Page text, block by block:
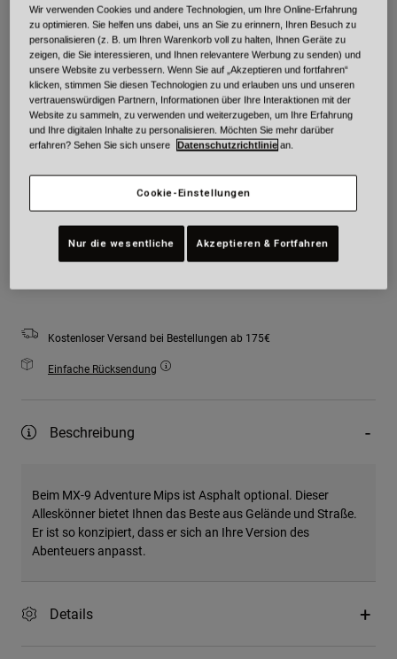
Farben -Matte Black/Orange Camo
ausgewählt
Größe
ausgewählt
L XL
Zum Warenkorb hinzufügen
Kostenloser Versand bei Bestellungen ab 175€
Einfache Rücksendung
Beschreibung
Beim MX-9 Adventure Mips ist Asphalt optional. Dieser
Alleskönner bietet Ihnen das Beste aus Gelände und Straße.
Er ist so konzipiert, dass er sich an Ihre Version des
Abenteuers anpasst.
Details
Wir verwenden Cookies und andere Technologien, um Ihre Online-Erfahrung
zu optimieren. Sie helfen uns dabei, uns an Sie zu erinnern, Ihren Besuch zu
personalisieren (z. B. um Ihren Warenkorb voll zu halten, Ihnen Geräte zu
zeigen, die Sie interessieren, und Ihnen relevantere Werbung zu senden) und
unsere Website zu verbessern. Wenn Sie auf „Akzeptieren und fortfahren“
klicken, stimmen Sie diesen Technologien zu und erlauben uns und unseren
vertrauenswürdigen Partnern, Informationen über Ihre Interaktionen mit der
Website zu sammeln, zu verwenden und weiterzugeben, um Ihre Erfahrung
und Ihre digitalen Inhalte zu personalisieren. Möchten Sie mehr darüber
erfahren? Sehen Sie sich unsere
Datenschutzrichtlinie an.
Cookie-Einstellungen
Nur die wesentliche Akzeptieren & Fortfahren